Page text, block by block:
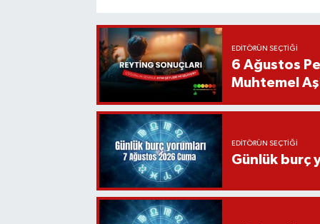
EDITÖRÜN SEÇTIĞI
6 Ağustos
Muhtemel
EDITÖRÜN SEÇTIĞI
Günlük burç